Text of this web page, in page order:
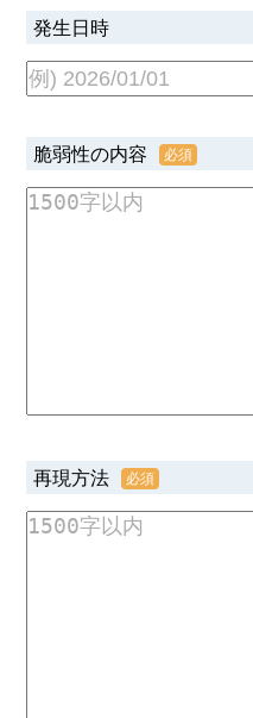
発生日時
脆弱性の内容
再現方法